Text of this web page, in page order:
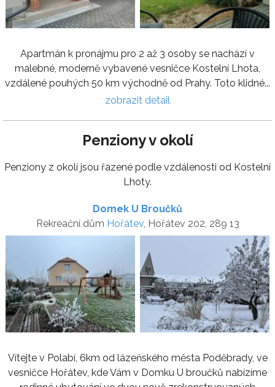
Apartmán k pronájmu pro 2 až 3 osoby se nachází v
malebné, moderně vybavené vesničce Kostelní Lhota,
vzdálené pouhých 50 km východně od Prahy. Toto klidné...
zobrazit detail
Penziony v okolí
Penziony z okolí jsou řazené podle vzdálenosti od Kostelní
Lhoty.
Domek U Broučků
Rekreační dům Hořátev, Hořátev 202, 289 13
Vítejte v Polabí, 6km od lázeňského města Poděbrady, ve
vesničce Hořátev, kde Vám v Domku U broučků nabízíme